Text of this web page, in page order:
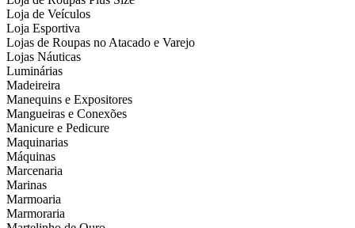
Loja de Veículos
Loja Esportiva
Lojas de Roupas no Atacado e Varejo
Lojas Náuticas
Luminárias
Madeireira
Manequins e Expositores
Mangueiras e Conexões
Manicure e Pedicure
Maquinarias
Máquinas
Marcenaria
Marinas
Marmoaria
Marmoraria